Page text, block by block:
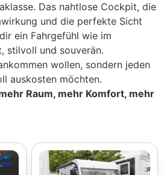
Das nahtlose Cockpit, die
und die perfekte Sicht
ein Fahrgefühl wie im
stilvoll und souverän.
wollen, sondern jeden
auskosten möchten.
Raum, mehr Komfort, mehr